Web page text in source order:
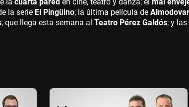
la serie El Pingüino; la última película de Almodovar
, que llega esta semana al Teatro Pérez Galdós; y las